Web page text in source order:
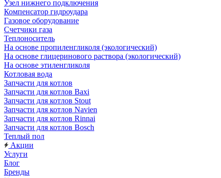
Узел нижнего подключения
Компенсатор гидроудара
Газовое оборудование
Счетчики газа
Теплоноситель
На основе пропиленгликоля (экологический)
На основе глицеринового раствора (экологический)
На основе этиленгликоля
Котловая вода
Запчасти для котлов
Запчасти для котлов Baxi
Запчасти для котлов Stout
Запчасти для котлов Navien
Запчасти для котлов Rinnai
Запчасти для котлов Bosch
Теплый пол
Акции
Услуги
Блог
Бренды